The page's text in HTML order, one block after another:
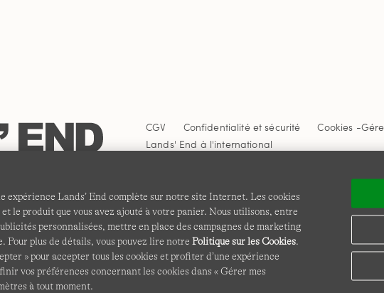
CGV Confidentialité et sécurité Cookies -
Lands' End à l'international
expérience Lands’ End complète sur notre site Internet. Les cookies
le produit que vous avez ajouté à votre panier. Nous utilisons, entre
personnalisées, mettre en place des campagnes de marketing
plus de détails, vous pouvez lire notre Politique sur les Cookies.
» pour accepter tous les cookies et profiter d’une expérience
vos préférences concernant les cookies dans « Gérer mes
à tout moment.